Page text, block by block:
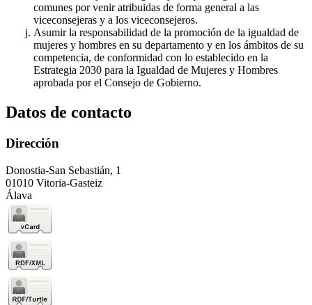
comunes por venir atribuidas de forma general a las
viceconsejeras y a los viceconsejeros.
Asumir la responsabilidad de la promoción de la igualdad de
mujeres y hombres en su departamento y en los ámbitos de su
competencia, de conformidad con lo establecido en la
Estrategia 2030 para la Igualdad de Mujeres y Hombres
aprobada por el Consejo de Gobierno.
Datos de contacto
Dirección
Donostia-San Sebastián, 1
01010 Vitoria-Gasteiz
Álava